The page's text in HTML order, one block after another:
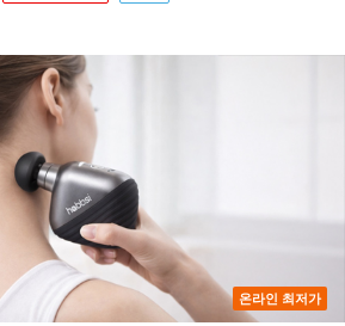
온라인 최저가